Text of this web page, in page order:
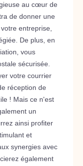
au cœur de
de donner une
entreprise,
De plus, en
vous
sécurisée.
votre courrier
réception de
! Mais ce n'est
un
ainsi profiter
et
synergies avec
également